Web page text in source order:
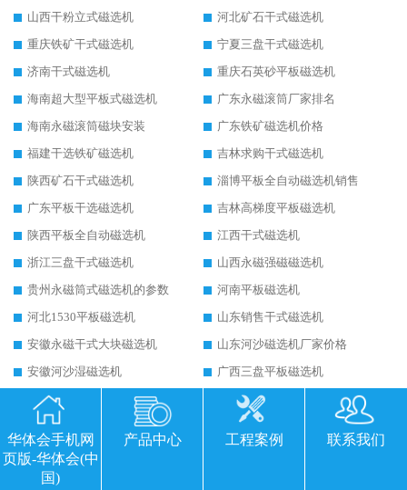
山西干粉立式磁选机
河北矿石干式磁选机
重庆铁矿干式磁选机
宁夏三盘干式磁选机
济南干式磁选机
重庆石英砂平板磁选机
海南超大型平板式磁选机
广东永磁滚筒厂家排名
海南永磁滚筒磁块安装
广东铁矿磁选机价格
福建干选铁矿磁选机
吉林求购干式磁选机
陕西矿石干式磁选机
淄博平板全自动磁选机销售
广东平板干选磁选机
吉林高梯度平板磁选机
陕西平板全自动磁选机
江西干式磁选机
浙江三盘干式磁选机
山西永磁强磁磁选机
贵州永磁筒式磁选机的参数
河南平板磁选机
河北1530平板磁选机
山东销售干式磁选机
安徽永磁干式大块磁选机
山东河沙磁选机厂家价格
安徽河沙湿磁选机
广西三盘平板磁选机
江西干式平板磁选机
云南锰矿干式磁选机
山西铁矿干选永磁磁选机
甘肃贫铁矿干选磁选机
青海高强磁磁选机价格
上海永磁式磁选机
华体会手机网
页版-华体会(中
国)
产品中心 工程案例 联系我们